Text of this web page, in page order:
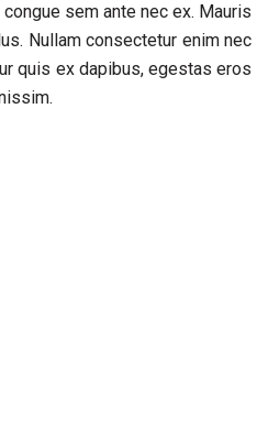
sem ante nec ex. Mauris
Nullam consectetur enim nec
quis ex dapibus, egestas eros